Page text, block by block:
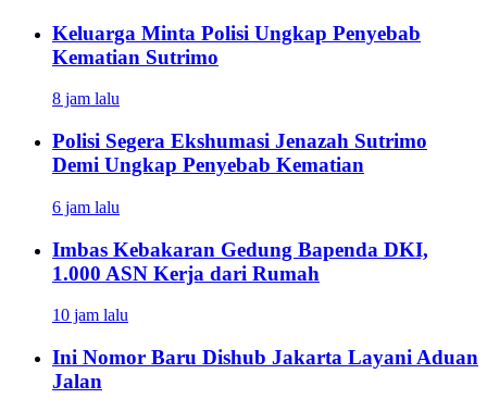
Keluarga Minta Polisi Ungkap Penyebab
Kematian Sutrimo
8 jam lalu
Polisi Segera Ekshumasi Jenazah Sutrimo
Demi Ungkap Penyebab Kematian
6 jam lalu
Imbas Kebakaran Gedung Bapenda DKI,
1.000 ASN Kerja dari Rumah
10 jam lalu
Ini Nomor Baru Dishub Jakarta Layani Aduan
Jalan